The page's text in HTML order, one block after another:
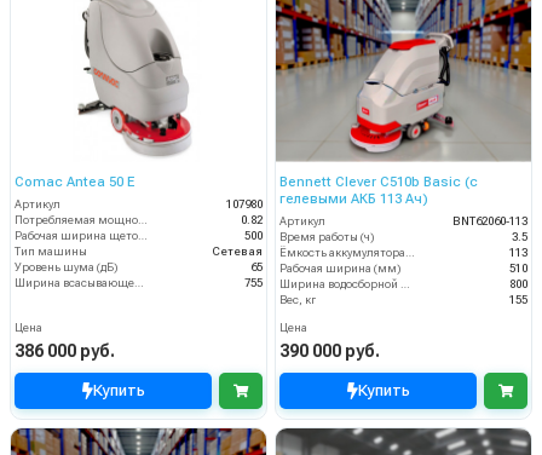
Comac Antea 50 E
Артикул
107980
0.82
500
Тип машины
Сетевая
Уровень шума (дБ)
65
755
Цена
386 000 руб.
Купить
Bennett Clever C510b Basic (с
гелевыми АКБ 113 Ач)
Артикул
BNT62060-113
Время работы (ч)
3.5
113
Рабочая ширина (мм)
510
800
Вес, кг
155
Цена
390 000 руб.
Купить